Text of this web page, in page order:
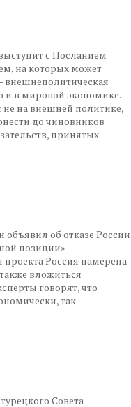
с Посланием
на которых может
внешнеполитическая
и в мировой экономике.
на внешней политике,
до чиновников
принятых
об отказе России
позиции»
Россия намерена
вложиться
говорят, что
так
Совета